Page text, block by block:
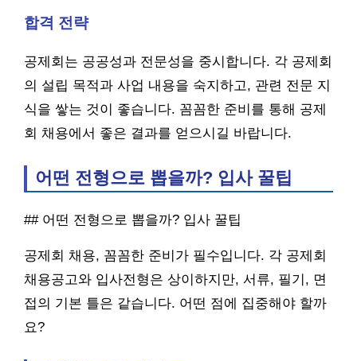
합격 전략
공제회는 공공성과 전문성을 중시합니다. 각 공제회
의 설립 목적과 사업 내용을 숙지하고, 관련 전문 지
식을 쌓는 것이 좋습니다. 꼼꼼한 준비를 통해 공제
회 채용에서 좋은 결과를 얻으시길 바랍니다.
어떤 전형으로 뽑을까? 입사 꿀팁
## 어떤 전형으로 뽑을까? 입사 꿀팁
공제회 채용, 꼼꼼한 준비가 필수입니다. 각 공제회
채용공고와 입사전형은 상이하지만, 서류, 필기, 면
접의 기본 틀은 같습니다. 어떤 점에 집중해야 할까
요?